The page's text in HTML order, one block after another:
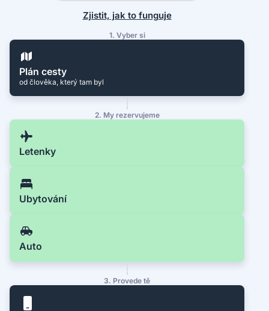
Zjistit, jak to funguje
1. Vyber si
Plán cesty
od člověka, který tam byl
2. My rezervujeme
Letenky
Ubytování
Auto
3. Provede tě